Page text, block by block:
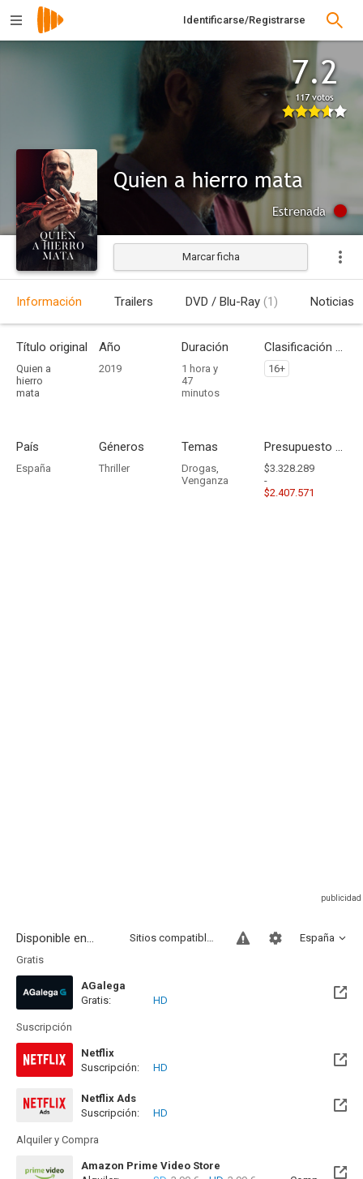
Identificarse/Registrarse
7.2
117 votos
Quien a hierro mata
Estrenada
Marcar ficha
Información Trailers DVD / Blu-Ray (1) Noticias
Título original
Quien a
hierro
mata
Año
2019
Duración
1 hora y
47
minutos
Clasificación por edades
16+
País
España
Géneros
Thriller
Temas
Drogas,
Venganza
Presupuesto - Ingresos
$3.328.289
-
$2.407.571
Disponible en... España
Sitios compatibles
Gratis
AGalega
Gratis:
HD
Suscripción
Netflix
Suscripción:
HD
Netflix Ads
Suscripción:
HD
Alquiler y Compra
Amazon Prime Video Store